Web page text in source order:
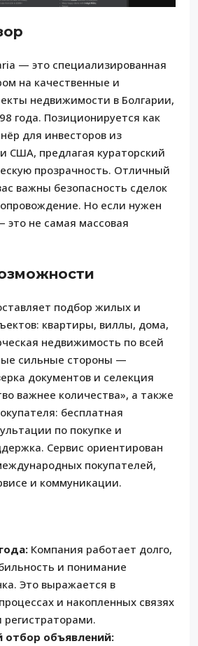
— это специализированная
на качественные и
недвижимости в Болгарии,
года. Позиционируется как
для инвесторов из
США, предлагая кураторский
прозрачность. Отличный
важны безопасность сделок
Но если нужен
не самая массовая
подбор жилых и
квартиры, виллы, дома,
недвижимость по всей
сильные стороны —
документов и селекция
важнее количества», а также
бесплатная
по покупке и
Сервис ориентирован
покупателей,
и коммуникации.
Компания работает долго,
и понимание
Это выражается в
и накопленных связях
отбор объявлений: